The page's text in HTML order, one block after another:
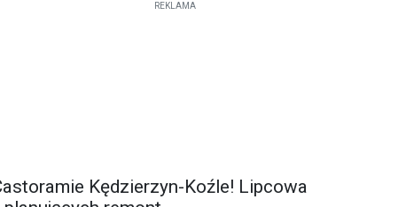
REKLAMA
Kędzierzyn-Koźle! Lipcowa